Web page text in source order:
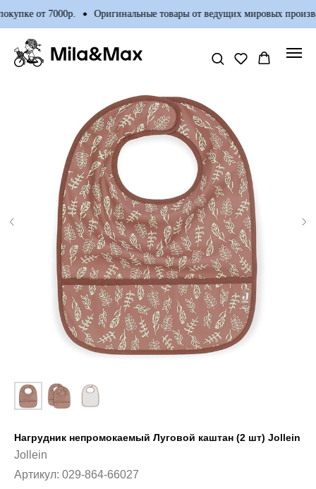
от 7000р. Оригинальные товары от ведущих мировых
Нагрудник непромокаемый Луговой каштан (2 шт) Jollein
Jollein
Артикул: 029-864-66027